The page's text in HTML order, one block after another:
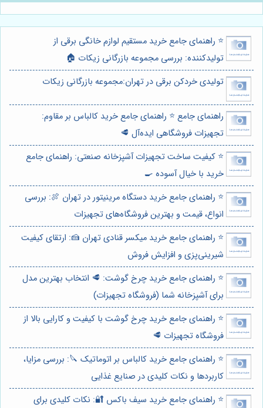
⭐️ راهنمای جامع خرید مستقیم لوازم خانگی برقی از
تولیدکننده: بررسی مجموعه بازرگانی زیکات 🏠
تولیدی خردکن برقی در تهران:مجموعه بازرگانی زیکات
راهنمای جامع ⭐️ راهنمای جامع خرید کالباس بر مقاوم:
تجهیزات فروشگاهی ایده‌آل 🥩
⭐️ کیفیت ساخت تجهیزات آشپزخانه صنعتی: راهنمای جامع
خرید با خیال آسوده 🍳
⭐️ راهنمای جامع خرید دستگاه مرینیتور در تهران 🍖: بررسی
انواع، قیمت و بهترین فروشگاه‌های تجهیزات
⭐️ راهنمای جامع خرید میکسر قنادی تهران 🍰: ارتقای کیفیت
شیرینی‌پزی و افزایش فروش
⭐️ راهنمای جامع خرید چرخ گوشت: 🥩 انتخاب بهترین مدل
برای آشپزخانه شما (فروشگاه تجهیزات)
⭐️ راهنمای جامع خرید چرخ گوشت با کیفیت و کارایی بالا از
فروشگاه تجهیزات 🥩
⭐️ راهنمای جامع خرید کالباس بر اتوماتیک 🔪: بررسی مزایا،
کاربردها و نکات کلیدی در صنایع غذایی
⭐️ راهنمای جامع خرید سیف باکس 🔐: نکات کلیدی برای